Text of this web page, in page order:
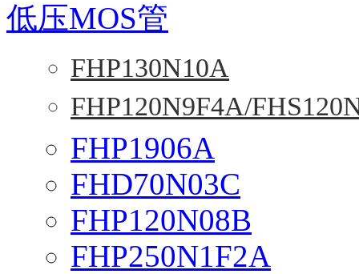
低压MOS管
FHP130N10A
FHP120N9F4A/
FHP1906A
FHD70N03C
FHP120N08B
FHP250N1F2A